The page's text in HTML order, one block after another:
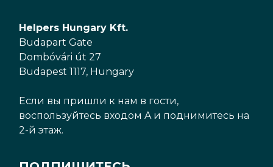
Helpers Hungary Kft.
Budapart Gate
Dombóvári út 27
Budapest 1117, Hungary
Если вы пришли к нам в гости,
воспользуйтесь входом A и поднимитесь на
2-й этаж.